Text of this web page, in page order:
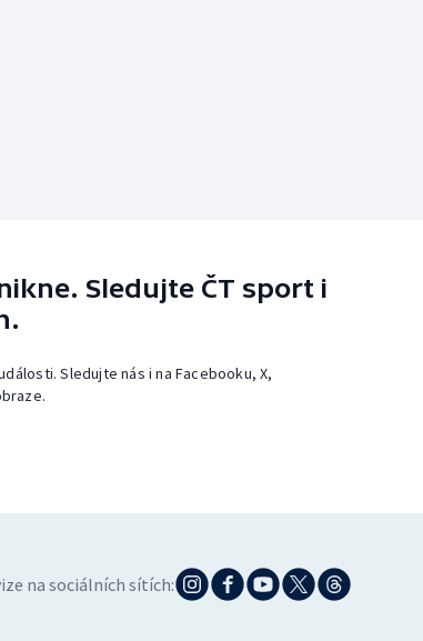
Sledujte ČT sport i
Sledujte nás i na Facebooku, X,
na sociálních sítích: